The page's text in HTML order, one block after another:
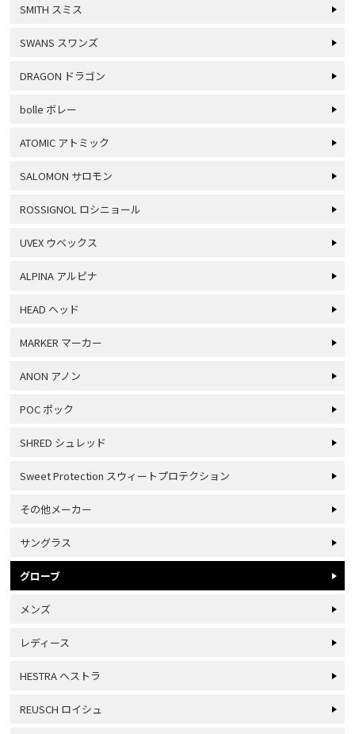
SMITH スミス
SWANS スワンズ
DRAGON ドラゴン
bolle ボレー
ATOMIC アトミック
SALOMON サロモン
ROSSIGNOL ロシニョール
UVEX ウベックス
ALPINA アルピナ
HEAD ヘッド
MARKER マーカー
ANON アノン
POC ポック
SHRED シュレッド
Sweet Protection スウィートプロテクション
その他メーカー
サングラス
グローブ
メンズ
レディース
HESTRA ヘストラ
REUSCH ロイシュ